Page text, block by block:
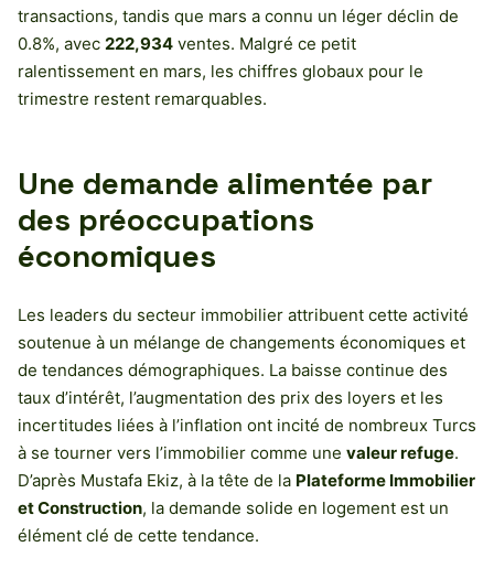
transactions, tandis que mars a connu un léger déclin de
0.8%, avec 222,934 ventes. Malgré ce petit
ralentissement en mars, les chiffres globaux pour le
trimestre restent remarquables.
Une demande alimentée par
des préoccupations
économiques
Les leaders du secteur immobilier attribuent cette activité
soutenue à un mélange de changements économiques et
de tendances démographiques. La baisse continue des
taux d’intérêt, l’augmentation des prix des loyers et les
incertitudes liées à l’inflation ont incité de nombreux Turcs
à se tourner vers l’immobilier comme une valeur refuge.
D’après Mustafa Ekiz, à la tête de la Plateforme Immobilier
et Construction, la demande solide en logement est un
élément clé de cette tendance.